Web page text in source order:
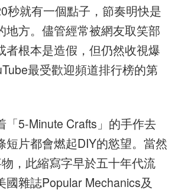
秒就有一個點子，節奏明快是
地方。儘管經常被網友取笑部
者根本是造假，但仍然收視爆
最受歡迎頻道排行榜的第
「5-Minute Crafts」的手作去
短片都會燃起DIY的慾望。當然
，此縮寫字早於五十年代流
國雜誌Popular Mechanics及